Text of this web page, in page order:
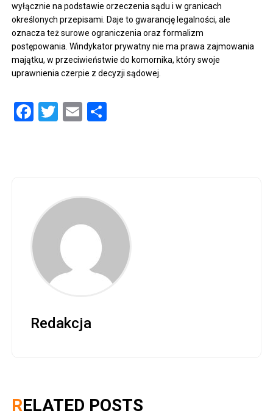
wyłącznie na podstawie orzeczenia sądu i w granicach
określonych przepisami. Daje to gwarancję legalności, ale
oznacza też surowe ograniczenia oraz formalizm
postępowania. Windykator prywatny nie ma prawa zajmowania
majątku, w przeciwieństwie do komornika, który swoje
uprawnienia czerpie z decyzji sądowej.
Facebook
Twitter
Email
Redakcja
RELATED POSTS